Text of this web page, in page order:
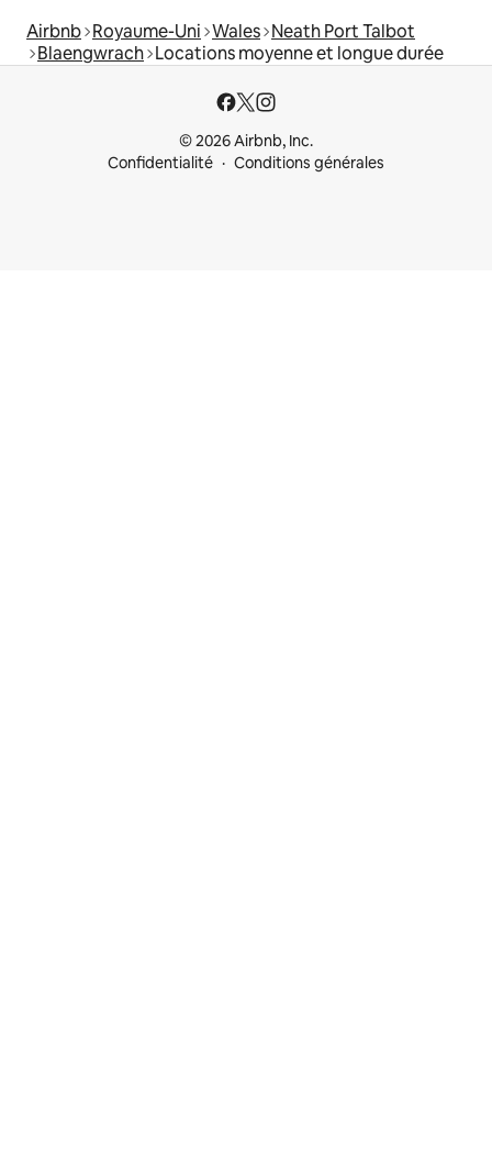
Airbnb Royaume-Uni Wales Neath Port Talbot
Blaengwrach Locations moyenne et longue durée
© 2026 Airbnb, Inc.
Confidentialité
Conditions générales